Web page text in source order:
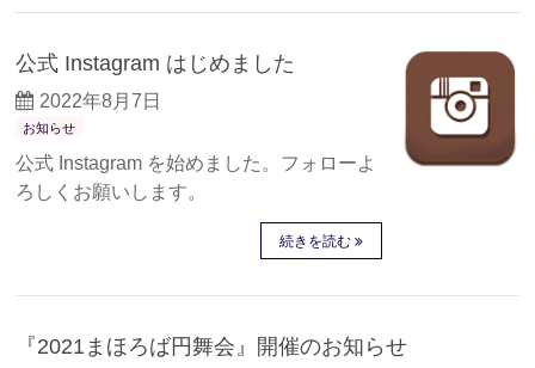
公式 Instagram はじめました
2022年8月7日
お知らせ
公式 Instagram を始めました。フォローよ
ろしくお願いします。
続きを読む
『2021まほろば円舞会』開催のお知らせ